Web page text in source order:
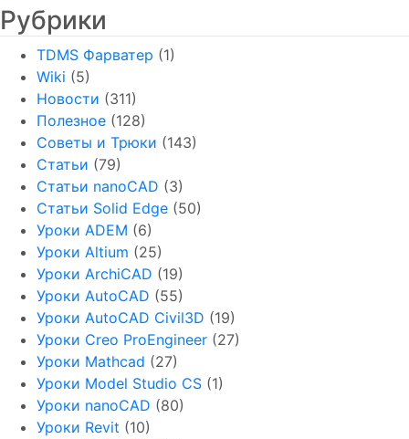
Рубрики
TDMS Фарватер (1)
Wiki (5)
Новости (311)
Полезное (128)
Советы и Трюки (143)
Статьи (79)
Статьи nanoCAD (3)
Статьи Solid Edge (50)
Уроки ADEM (6)
Уроки Altium (25)
Уроки ArchiCAD (19)
Уроки AutoCAD (55)
Уроки AutoCAD Civil3D (19)
Уроки Creo ProEngineer (27)
Уроки Mathcad (27)
Уроки Model Studio CS (1)
Уроки nanoCAD (80)
Уроки Revit (10)